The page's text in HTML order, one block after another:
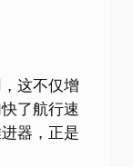
这不仅增
了航行速
器，正是